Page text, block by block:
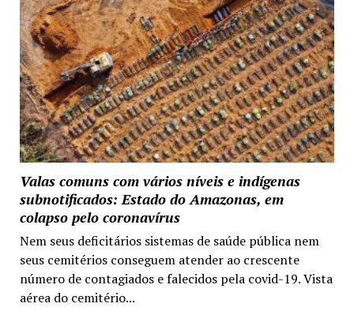
Valas comuns com vários níveis e indígenas
subnotificados: Estado do Amazonas, em
colapso pelo coronavírus
Nem seus deficitários sistemas de saúde pública nem
seus cemitérios conseguem atender ao crescente
número de contagiados e falecidos pela covid-19. Vista
aérea do cemitério...